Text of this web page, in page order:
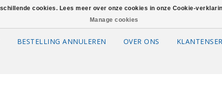
BESTELLING ANNULEREN OVER ONS
cookies. Lees meer over onze cookies in onze Cookie-
Manage cookies